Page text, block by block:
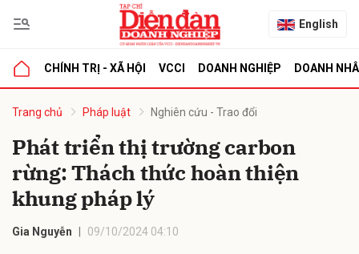
English
CHÍNH TRỊ - XÃ HỘI VCCI DOANH NGHIỆP DOANH
Trang chủ Pháp luật Nghiên cứu - Trao đổi
Phát triển thị trường carbon
rừng: Thách thức hoàn thiện
khung pháp lý
Gia Nguyễn 09/10/2024 04:10
luận